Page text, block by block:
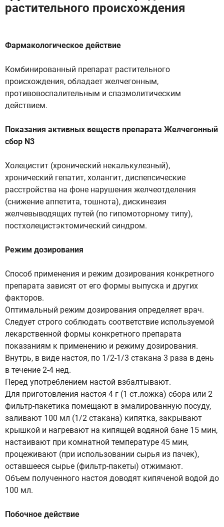
растительного происхождения
Фармакологическое действие
Комбинированный препарат растительного
происхождения, обладает желчегонным,
противовоспалительным и спазмолитическим
действием.
Показания активных веществ препарата Желчегонный
сбор N3
Холецистит (хронический некалькулезный),
хронический гепатит, холангит, диспепсические
расстройства на фоне нарушения желчеотделения
(снижение аппетита, тошнота), дискинезия
желчевыводящих путей (по гипомоторному типу),
постхолецистэктомический синдром.
Режим дозирования
Способ применения и режим дозирования конкретного
препарата зависят от его формы выпуска и других
факторов.
Оптимальный режим дозирования определяет врач.
Следует строго соблюдать соответствие используемой
лекарственной формы конкретного препарата
показаниям к применению и режиму дозирования.
Внутрь, в виде настоя, по 1/2-1/3 стакана 3 раза в день
в течение 2-4 нед.
Перед употреблением настой взбалтывают.
Для приготовления настоя 4 г (1 ст.ложка) сбора или 2
фильтр-пакетика помещают в эмалированную посуду,
заливают 100 мл (1/2 стакана) кипятка, закрывают
крышкой и нагревают на кипящей водяной бане 15 мин,
настаивают при комнатной температуре 45 мин,
процеживают (при использовании сырья из пачек),
оставшееся сырье (фильтр-пакеты) отжимают.
Объем полученного настоя доводят кипяченой водой до
100 мл.
Побочное действие